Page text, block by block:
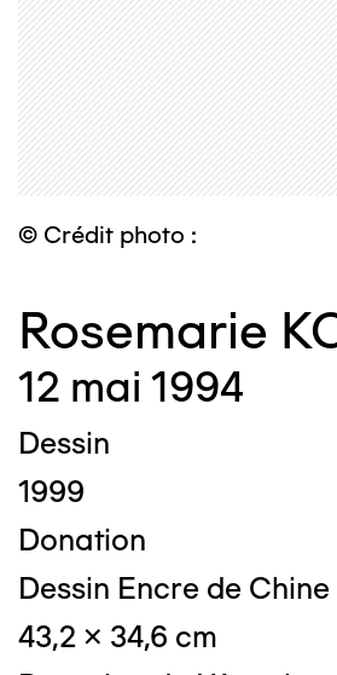
© Crédit photo :
Rosemarie
12 mai 1994
Dessin
1999
Donation
Dessin Encre de
43,2 x 34,6 cm